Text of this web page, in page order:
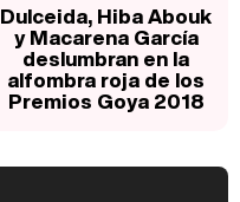
Dulceida, Hiba Abouk
y Macarena García
deslumbran en la
alfombra roja de los
Premios Goya 2018